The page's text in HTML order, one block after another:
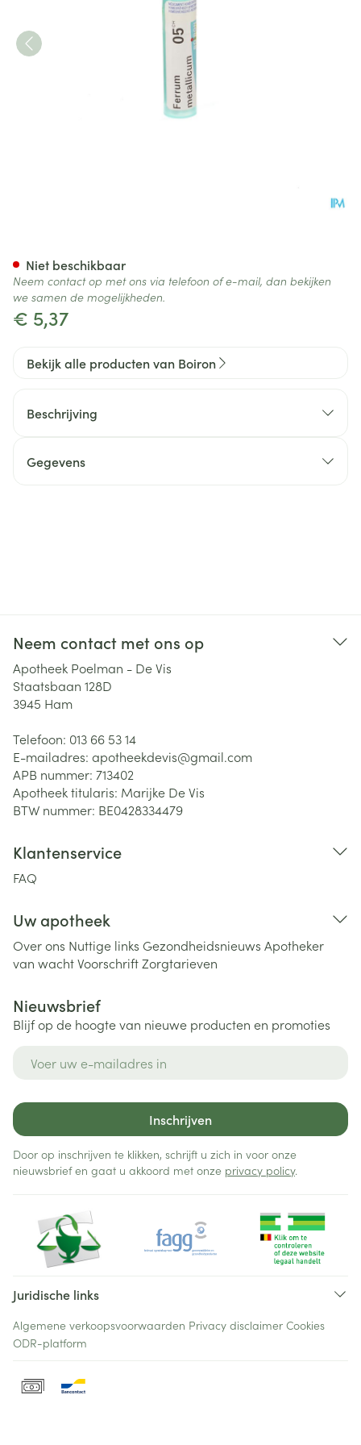
€ 5,37
Niet beschikbaar
Neem contact op met ons via telefoon of e-mail, dan bekijken
we samen de mogelijkheden.
Bekijk alle producten van Boiron
Beschrijving
Gegevens
Neem contact met ons op
Apotheek Poelman - De Vis
Staatsbaan 128D
3945 Ham
Telefoon: 013 66 53 14
E-mailadres: apotheekdevis@gmail.com
APB nummer: 713402
Apotheek titularis: Marijke De Vis
BTW nummer: BE0428334479
Klantenservice
FAQ
Uw apotheek
Over ons Nuttige links Gezondheidsnieuws Apotheker
van wachtVoorschriftZorgtarieven
Nieuwsbrief
Blijf op de hoogte van nieuwe producten en promoties
Inschrijven
Door op inschrijven te klikken, schrijft u zich in voor onze
nieuwsbrief en gaat u akkoord met onze privacy policy.
Juridische links
Algemene verkoopsvoorwaarden Privacy disclaimer Cookies
ODR-platform